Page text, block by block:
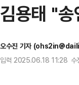
김용태 "
오수진 기자
입력 2025.06.18 11:28